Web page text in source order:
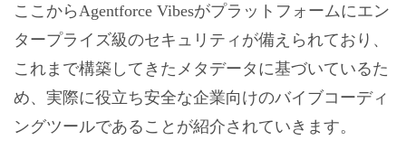
ここからAgentforce Vibesがプラットフォームにエン
タープライズ級のセキュリティが備えられており、
これまで構築してきたメタデータに基づいているた
め、実際に役立ち安全な企業向けのバイブコーディ
ングツールであることが紹介されていきます。